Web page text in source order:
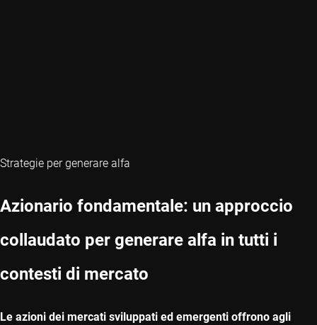
Strategie per generare alfa
Azionario fondamentale: un approccio
collaudato per generare alfa in tutti i
contesti di mercato
Le azioni dei mercati sviluppati ed emergenti offrono agli